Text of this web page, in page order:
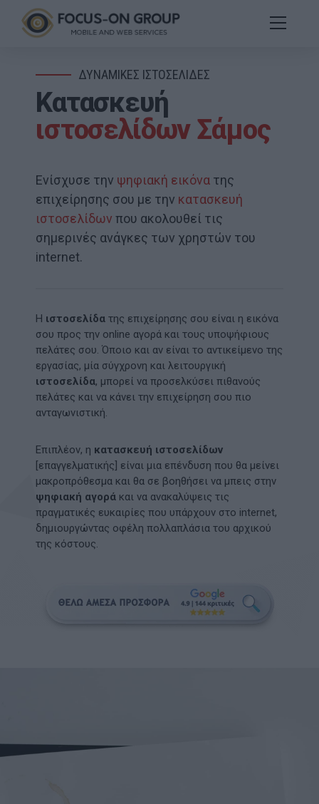
ΔΥΝΑΜΙΚΕΣ ΙΣΤΟΣΕΛΙΔΕΣ
Κατασκευή
ιστοσελίδων Σάμος
Ενίσχυσε την ψηφιακή εικόνα της
επιχείρησης σου με την κατασκευή
ιστοσελίδων που ακολουθεί τις
σημερινές ανάγκες των χρηστών του
internet.
Η ιστοσελίδα της επιχείρησης σου είναι η εικόνα
σου προς την online αγορά και τους υποψήφιους
πελάτες σου. Όποιο και αν είναι το αντικείμενο της
εργασίας, μία σύγχρονη και λειτουργική
ιστοσελίδα, μπορεί να προσελκύσει πιθανούς
πελάτες και να κάνει την επιχείρηση σου πιο
ανταγωνιστική.
Επιπλέον, η κατασκευή ιστοσελίδων
[επαγγελματικής] είναι μια επένδυση που θα μείνει
μακροπρόθεσμα και θα σε βοηθήσει να μπεις στην
ψηφιακή αγορά και να ανακαλύψεις τις
πραγματικές ευκαιρίες που υπάρχουν στο internet,
δημιουργώντας οφέλη πολλαπλάσια του αρχικού
της κόστους.